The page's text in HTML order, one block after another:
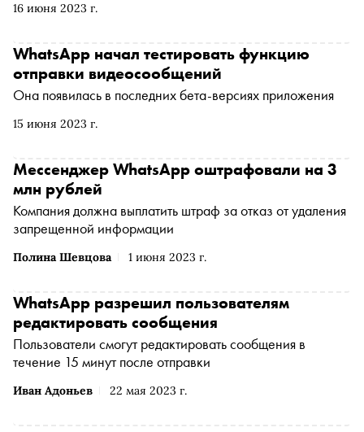
16 июня 2023 г.
15 июня 2023 г.
WhatsApp начал тестировать функцию
отправки видеосообщений
Она появилась в последних бета-версиях приложения
Полина Шевцова 1 июня 2023 г.
Мессенджер WhatsApp оштрафовали на 3
млн рублей
Компания должна выплатить штраф за отказ от удаления
запрещенной информации
Иван Адоньев 22 мая 2023 г.
WhatsApp разрешил пользователям
редактировать сообщения
Пользователи смогут редактировать сообщения в
течение 15 минут после отправки